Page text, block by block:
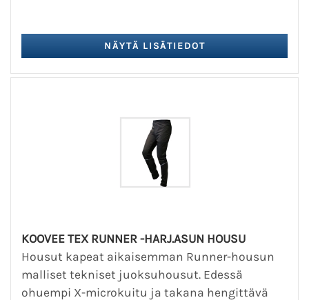
KOOVEE TEX RUNNER -HARJ.ASUN HOUSU
Housut kapeat aikaisemman Runner-housun
malliset tekniset juoksuhousut. Edessä
ohuempi X-microkuitu ja takana hengittävä